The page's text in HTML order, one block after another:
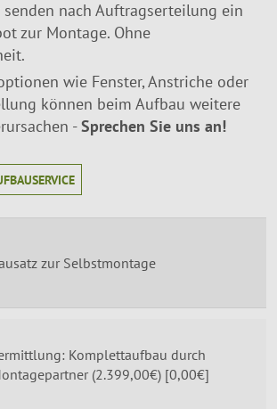
nach Auftragserteilung ein
zur Montage. Ohne
wie Fenster, Anstriche oder
können beim Aufbau weitere
-Sprechen Sie uns an!
zur Selbstmontage
Komplettaufbau durch
(2.399,00€) [0,00€]